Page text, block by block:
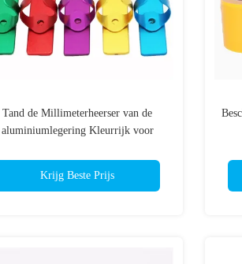
Tand de Millimeterheerser van de
aluminiumlegering Kleurrijk voor
Krijg Beste Prijs